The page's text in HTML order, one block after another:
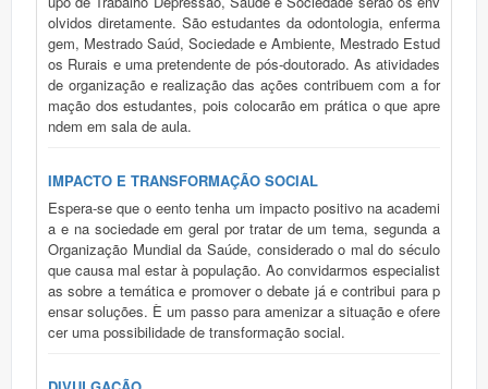
olvidos diretamente. São estudantes da odontologia, enferma
gem, Mestrado Saúd, Sociedade e Ambiente, Mestrado Estud
os Rurais e uma pretendente de pós-doutorado. As atividades
de organização e realização das ações contribuem com a for
mação dos estudantes, pois colocarão em prática o que apre
ndem em sala de aula.
IMPACTO E TRANSFORMAÇÃO SOCIAL
Espera-se que o eento tenha um impacto positivo na academi
a e na sociedade em geral por tratar de um tema, segunda a
Organização Mundial da Saúde, considerado o mal do século
que causa mal estar à população. Ao convidarmos especialist
as sobre a temática e promover o debate já e contribui para p
ensar soluções. È um passo para amenizar a situação e ofere
cer uma possibilidade de transformação social.